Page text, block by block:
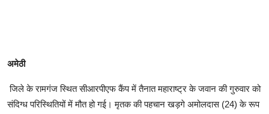
अमेठी
जिले के रामगंज स्थित सीआरपीएफ कैंप में तैनात महाराष्ट्र के जवान की गुरुवार को
संदिग्ध परिस्थितियों में मौत हो गई। मृतक की पहचान खड़गे अमोलदास (24) के रूप